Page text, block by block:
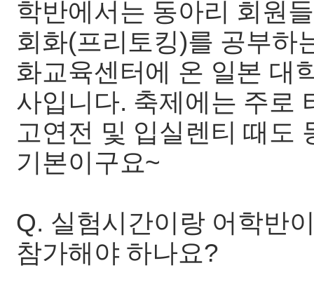
학반에서는 동아리 회원
회화(프리토킹)를 공부하
화교육센터에 온 일본 대
사입니다. 축제에는 주로
고연전 및 입실렌티 때도
기본이구요~
Q. 실험시간이랑 어학반
참가해야 하나요?